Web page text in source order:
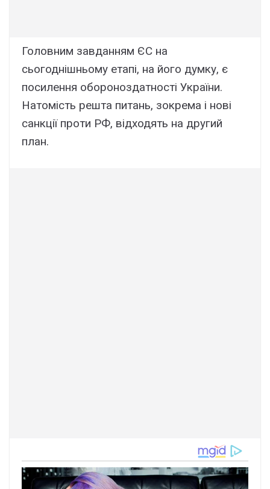
Головним завданням ЄС на
сьогоднішньому етапі, на його думку, є
посилення обороноздатності України.
Натомість решта питань, зокрема і нові
санкції проти РФ, відходять на другий
план.